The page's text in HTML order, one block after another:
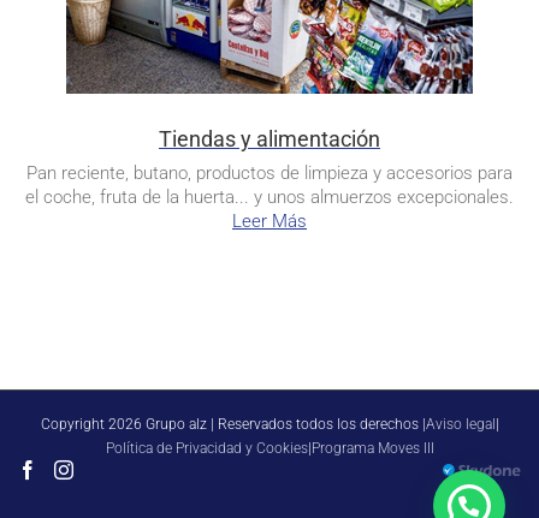
Tiendas y alimentación
Pan reciente, butano, productos de limpieza y accesorios para
el coche, fruta de la huerta... y unos almuerzos excepcionales.
Leer Más
Copyright 2026 Grupo alz | Reservados todos los derechos |Aviso legal|
Política de Privacidad y Cookies|Programa Moves III